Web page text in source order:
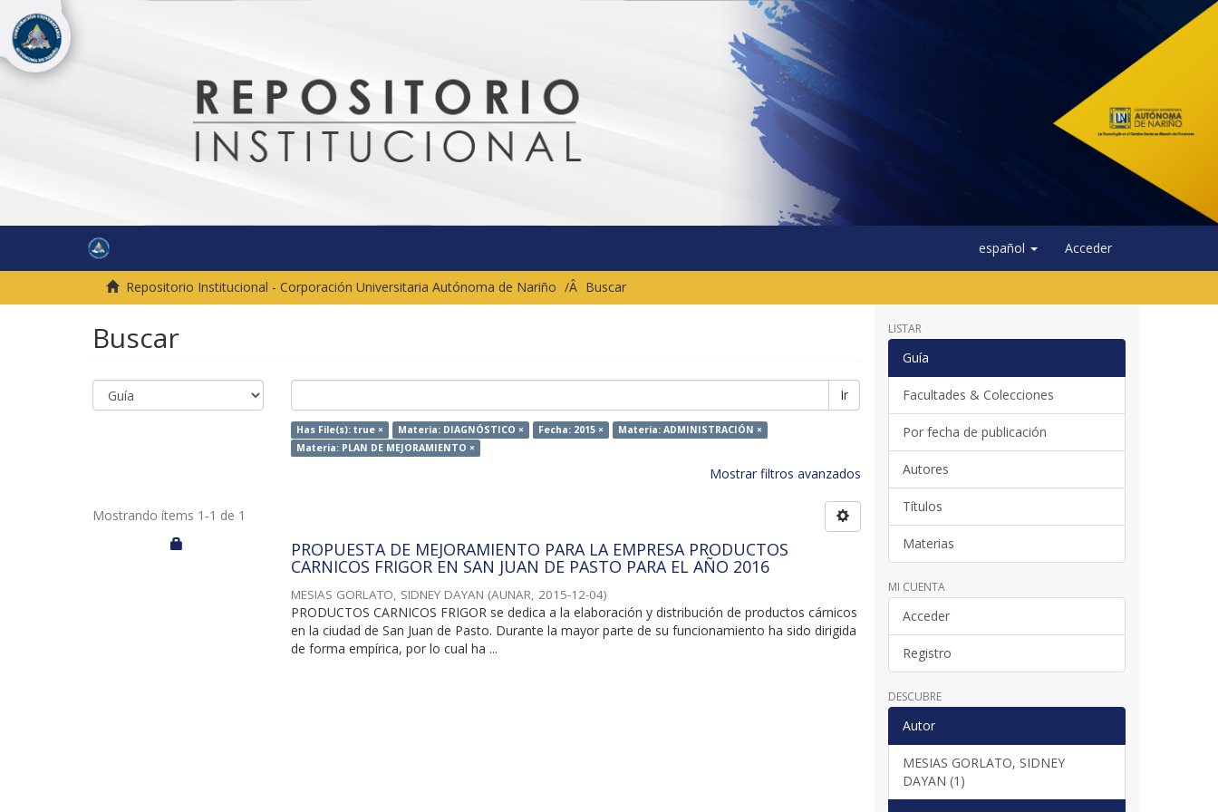
español Acceder
Repositorio Institucional - Corporación Universitaria Autónoma de Nariño Buscar
Buscar
Ir
Has File(s): true × Materia: DIAGNÓSTICO × Fecha: 2015 ×
Materia: ADMINISTRACIÓN ×
Materia: PLAN DE MEJORAMIENTO ×
Mostrar filtros avanzados
Mostrando ítems 1-1 de 1
PROPUESTA DE MEJORAMIENTO PARA LA EMPRESA PRODUCTOS
CARNICOS FRIGOR EN SAN JUAN DE PASTO PARA EL AÑO 2016
MESIAS GORLATO, SIDNEY DAYAN (AUNAR, 2015-12-04)
PRODUCTOS CARNICOS FRIGOR se dedica a la elaboración y distribución de productos cárnicos
en la ciudad de San Juan de Pasto. Durante la mayor parte de su funcionamiento ha sido dirigida
de forma empírica, por lo cual ha ...
LISTAR
Guía
Facultades & Colecciones
Por fecha de publicación
Autores
Títulos
Materias
MI CUENTA
Acceder
Registro
DESCUBRE
Autor
MESIAS GORLATO, SIDNEY
DAYAN (1)